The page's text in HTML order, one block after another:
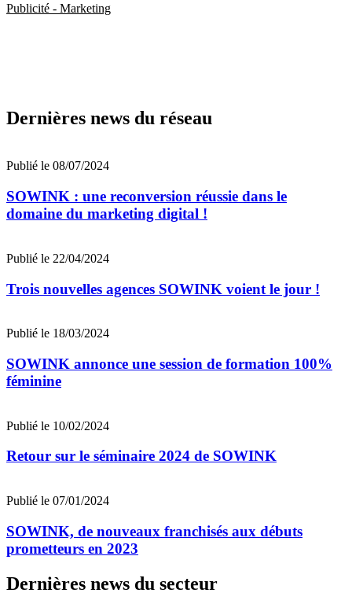
Publicité - Marketing
Dernières news du réseau
Publié le 08/07/2024
SOWINK : une reconversion réussie dans le
domaine du marketing digital !
Publié le 22/04/2024
Trois nouvelles agences SOWINK voient le jour !
Publié le 18/03/2024
SOWINK annonce une session de formation 100%
féminine
Publié le 10/02/2024
Retour sur le séminaire 2024 de SOWINK
Publié le 07/01/2024
SOWINK, de nouveaux franchisés aux débuts
prometteurs en 2023
Dernières news du secteur